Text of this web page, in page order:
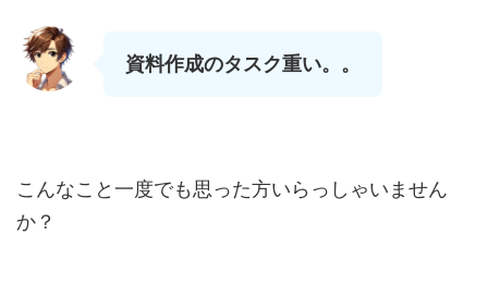
資料作成のタスク重い。。
こんなこと一度でも思った方いらっしゃいません
か？